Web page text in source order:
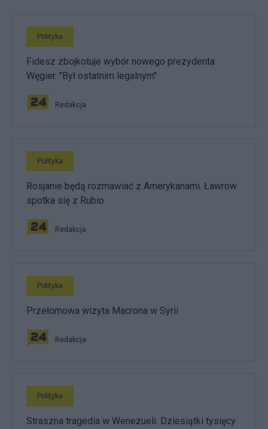
Polityka
Fidesz zbojkotuje wybór nowego prezydenta
Węgier. "Był ostatnim legalnym"
Redakcja
Polityka
Rosjanie będą rozmawiać z Amerykanami. Ławrow
spotka się z Rubio
Redakcja
Polityka
Przełomowa wizyta Macrona w Syrii
Redakcja
Polityka
Straszna tragedia w Wenezueli. Dziesiątki tysięcy